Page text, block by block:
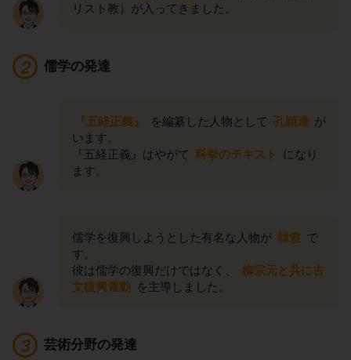
リスト教）が入ってきました。
儒学の発達
『五経正義』 を編纂した人物として 孔穎達 が
います。
『五経正義』はやがて 科挙のテキスト
になり
ます。
儒学を復興しようとした有名な人物が 韓愈 で
す。
彼は儒学の復興だけではなく、
柳宗元と共に古
文復興運動 を主導しました。
芸術分野の発達